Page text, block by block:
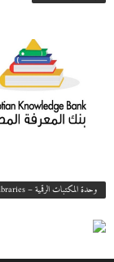
وحدة المكتبات الرقمية – Egyptian universities’ libraries